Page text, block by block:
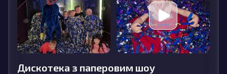
Дискотека з паперовим шоу